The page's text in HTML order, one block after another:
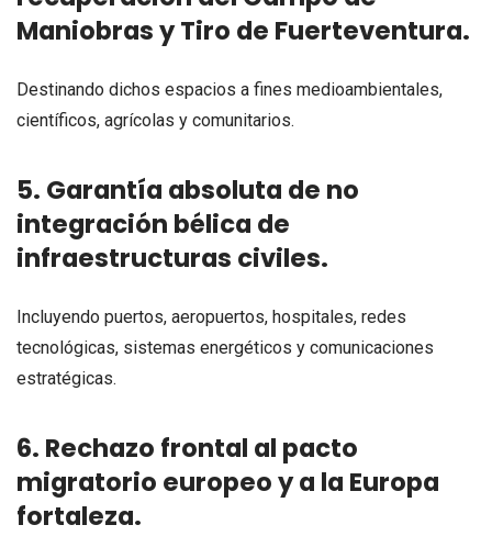
Maniobras y Tiro de Fuerteventura.
Destinando dichos espacios a fines medioambientales,
científicos, agrícolas y comunitarios.
5. Garantía absoluta de no
integración bélica de
infraestructuras civiles.
Incluyendo puertos, aeropuertos, hospitales, redes
tecnológicas, sistemas energéticos y comunicaciones
estratégicas.
6. Rechazo frontal al pacto
migratorio europeo y a la Europa
fortaleza.